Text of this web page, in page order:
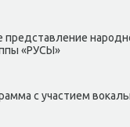
«РУСЫ»
с участием